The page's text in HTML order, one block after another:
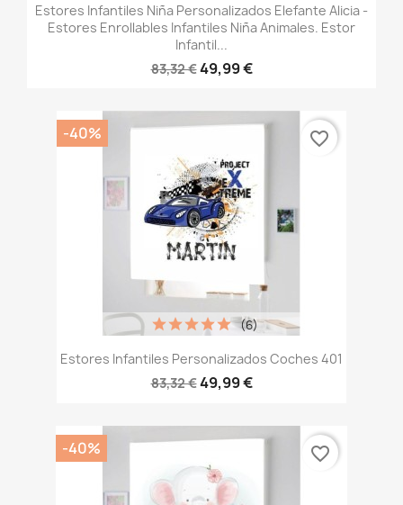
Estores Infantiles Niña Personalizados Elefante Alicia -
Estores Enrollables Infantiles Niña Animales. Estor
Infantil...
83,32 €49,99 €
Estores Infantiles Personalizados Coches 401
83,32 €49,99 €
(6)
-40% favorite_border
-40% favorite_border